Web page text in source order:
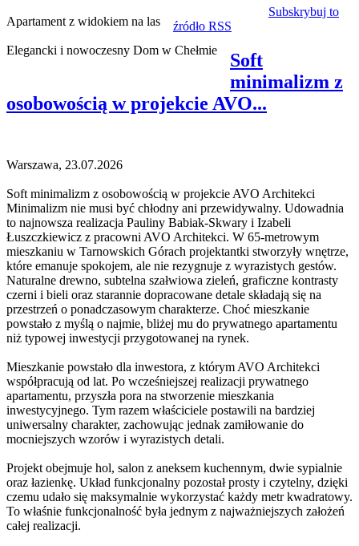
Apartament z widokiem na las
Elegancki i nowoczesny Dom w Chełmie
Subskrybuj to
źródło RSS
Soft
minimalizm z
osobowością w projekcie AVO...
Warszawa, 23.07.2026
Soft minimalizm z osobowością w projekcie AVO Architekci
Minimalizm nie musi być chłodny ani przewidywalny. Udowadnia
to najnowsza realizacja Pauliny Babiak-Skwary i Izabeli
Łuszczkiewicz z pracowni AVO Architekci. W 65-metrowym
mieszkaniu w Tarnowskich Górach projektantki stworzyły wnętrze,
które emanuje spokojem, ale nie rezygnuje z wyrazistych gestów.
Naturalne drewno, subtelna szałwiowa zieleń, graficzne kontrasty
czerni i bieli oraz starannie dopracowane detale składają się na
przestrzeń o ponadczasowym charakterze. Choć mieszkanie
powstało z myślą o najmie, bliżej mu do prywatnego apartamentu
niż typowej inwestycji przygotowanej na rynek.
Mieszkanie powstało dla inwestora, z którym AVO Architekci
współpracują od lat. Po wcześniejszej realizacji prywatnego
apartamentu, przyszła pora na stworzenie mieszkania
inwestycyjnego. Tym razem właściciele postawili na bardziej
uniwersalny charakter, zachowując jednak zamiłowanie do
mocniejszych wzorów i wyrazistych detali.
Projekt obejmuje hol, salon z aneksem kuchennym, dwie sypialnie
oraz łazienkę. Układ funkcjonalny pozostał prosty i czytelny, dzięki
czemu udało się maksymalnie wykorzystać każdy metr kwadratowy.
To właśnie funkcjonalność była jednym z najważniejszych założeń
całej realizacji.